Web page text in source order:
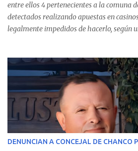
entre ellos 4 pertenecientes a la comuna
detectados realizando apuestas en
legalmente impedidos de hacerlo, según
estableció que estos funcionarios
custodian fondos públicos— efectuaron
monto total de $116.075.918 entre enero
En el detalle regional, se indica que en la
identificó a cuatro funcionarios
operaciones. Asimismo, se precisa que uno
corresponde a un funcionario de la
DENUNCIAN A CONCEJAL DE CHANCO